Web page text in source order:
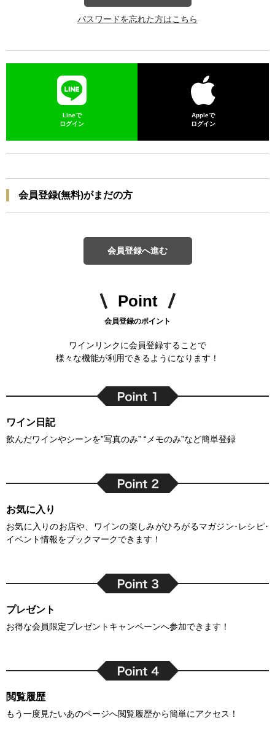
パスワードを忘れた方はこちら
Lineで
ログイン
Appleで
ログイン
会員登録(無料)がまだの方
会員登録へ進む
Point
会員登録のポイント
ワインリンクに会員登録することで
様々な機能が利用できるようになります！
ワイン日記
飲んだワインやシーンを”写真のみ” “メモのみ”など簡単登録
お気に入り
お気に入りのお店や、ワインの楽しみがひろがるマガジン･レシピ･
イベント情報をブックマークできます！
プレゼント
お得な会員限定プレゼントキャンペーンへ参加できます！
閲覧履歴
もう一度見たいあのページへ閲覧履歴から簡単にアクセス！